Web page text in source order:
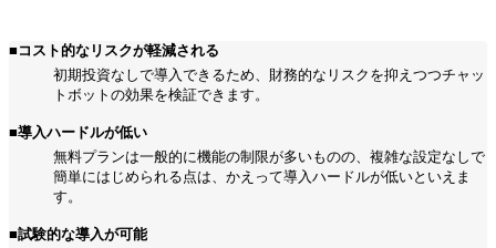
■コスト的なリスクが軽減される
初期投資なしで導入できるため、財務的なリスクを抑えつつチャッ
トボットの効果を検証できます。
■導入ハードルが低い
無料プランは一般的に機能の制限が多いものの、複雑な設定なしで
簡単にはじめられる点は、かえって導入ハードルが低いといえま
す。
■試験的な導入が可能